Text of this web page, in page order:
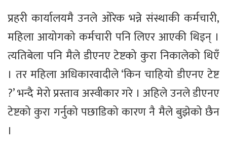
प्रहरी कार्यालयमै उनले ओरेक भन्ने संस्थाकी कर्मचारी,
महिला आयोगको कर्मचारी पनि लिएर आएकी थिइन् ।
त्यतिबेला पनि मैले डीएनए टेष्टको कुरा निकालेको थिएँ
। तर महिला अधिकारवादीले ‘किन चाहियो डीएनए टेष्ट
?’ भन्दै मेरो प्रस्ताव अस्वीकार गरे । अहिले उनले डीएनए
टेष्टको कुरा गर्नुको पछाडिको कारण नै मैले बुझेको छैन
।